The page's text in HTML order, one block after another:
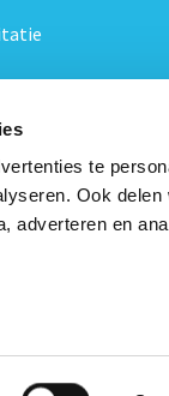
te
Ook
adverteren en